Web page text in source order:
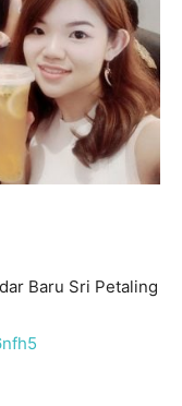
Baru Sri Petaling